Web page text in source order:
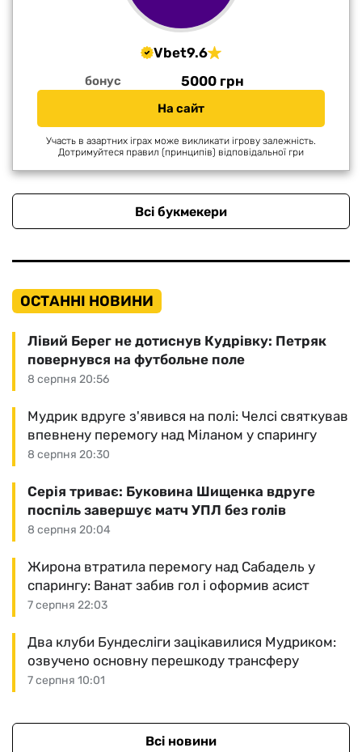
Vbet9.6
бонус 5000 грн
На сайт
Участь в азартних іграх може викликати ігрову залежність.
Дотримуйтеся правил (принципів) відповідальної гри
Всі букмекери
ОСТАННІ НОВИНИ
8 серпня 20:56
Лівий Берег не дотиснув Кудрівку: Петряк
повернувся на футбольне поле
8 серпня 20:30
Мудрик вдруге з'явився на полі: Челсі святкував
впевнену перемогу над Міланом у спарингу
8 серпня 20:04
Серія триває: Буковина Шищенка вдруге
поспіль завершує матч УПЛ без голів
7 серпня 22:03
Жирона втратила перемогу над Сабадель у
спарингу: Ванат забив гол і оформив асист
7 серпня 10:01
Два клуби Бундесліги зацікавилися Мудриком:
озвучено основну перешкоду трансферу
Всі новини